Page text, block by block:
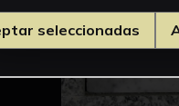
seleccionadas